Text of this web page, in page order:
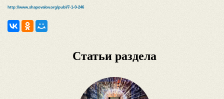
http://www.shapovalov.org/publ/7-1-0-246
Статьи раздела